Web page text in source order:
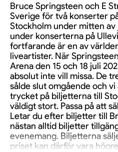
Bruce Springsteen och E
Sverige för två konserter
Stockholm under mitten
under konserterna på
fortfarande är en av
liveartister. När
Arena den 15 och 18 juli
absolut inte vill missa. De
sålde slut omgående och
trycket på biljetterna till
väldigt stort. Passa på att
Letar du efter biljetter till
nästan alltid biljetter
evenemang. Biljetterna
priset kan därför vara